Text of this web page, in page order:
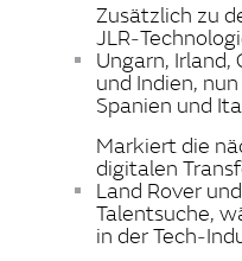
Zusätzlich zu
Ungarn, Irland,
und Indien,
Spanien und
Markiert die
digitalen
Land Rover
Talentsuche,
in der